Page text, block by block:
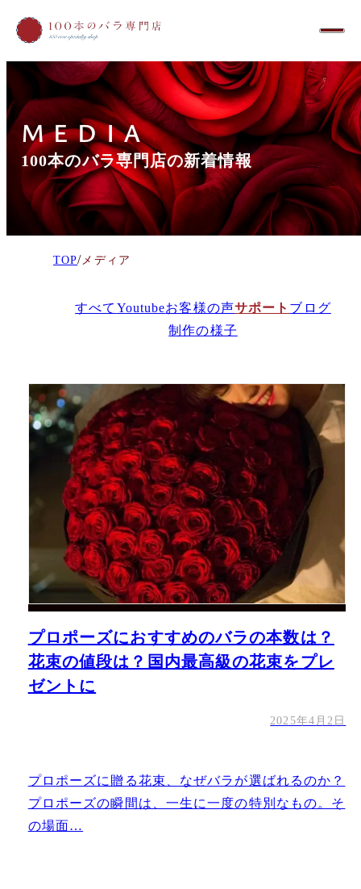
MEDIA
100本のバラ専門店の新着情報
TOP/メディア
すべて Youtubeお客様の声サポート ブログ
制作の様子
プロポーズにおすすめのバラの本数は？
花束の値段は？国内最高級の花束をプレ
ゼントに
2025年4月2日
プロポーズに贈る花束、なぜバラが選ばれるのか？
プロポーズの瞬間は、一生に一度の特別なもの。そ
の場面…